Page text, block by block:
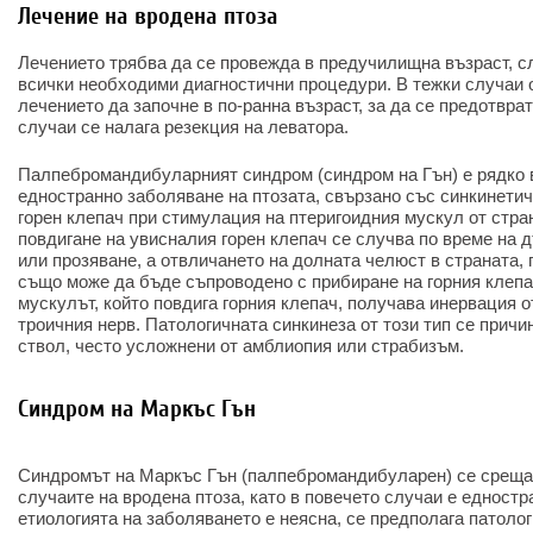
Лечение на вродена птоза
Лечението трябва да се провежда в предучилищна възраст,
всички необходими диагностични процедури. В тежки случаи
лечението да започне в по-ранна възраст, за да се
случаи се налага резекция на леватора.
Палпебромандибуларният синдром (синдром на Гън) е рядко
едностранно заболяване на птозата, свързано със
горен клепач при стимулация на птеригоидния мускул от
повдигане на увисналия горен клепач се случва по време на
или прозяване, а отвличането на долната челюст в страната,
също може да бъде съпроводено с прибиране на горния
мускулът, който повдига горния клепач, получава инервация
троичния нерв. Патологичната синкинеза от този тип се
ствол, често усложнени от амблиопия или страбизъм.
Синдром на Маркъс Гън
Синдромът на Маркъс Гън (палпебромандибуларен) се среща
случаите на вродена птоза, като в повечето случаи е
етиологията на заболяването е неясна, се предполага